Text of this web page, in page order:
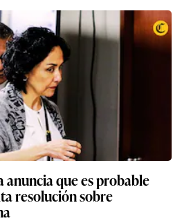
anuncia que es probable
resolución sobre